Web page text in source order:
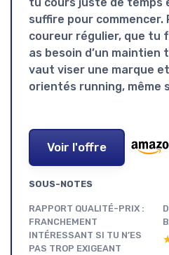
suffire pour commencer.
coureur régulier, que tu
as besoin d’un maintien
vaut viser une marque
orientés running, même
Voir l'offre
SOUS-NOTES
RAPPORT QUALITÉ-PRIX :
FRANCHEMENT
INTÉRESSANT SI TU N’ES
PAS TROP EXIGEANT